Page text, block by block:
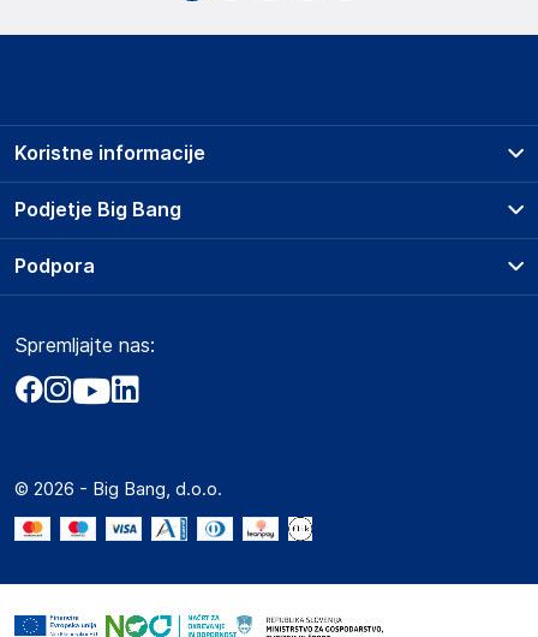
Podjetje Big Bang
O podjetju
Obvestila za javnost
Akt o digitalnih storitvah
Marketplace za partnerje
Novosti
Koristne informacije
Prodajna mesta
Storitve
Dostava, vnos in odvoz
Zavarovanje izdelkov
Podpora
Marketplace
Kako oddati naročilo?
Spremljajte nas:
© 2026 - Big Bang, d.o.o.